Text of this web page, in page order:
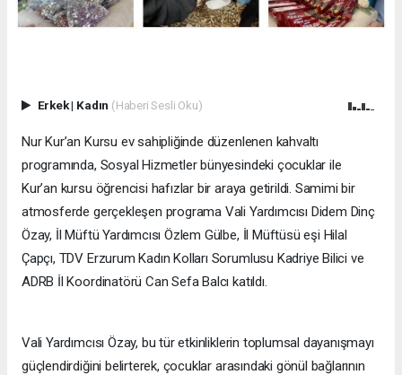
Erkek| Kadın (Haberi Sesli Oku)
Nur Kur’an Kursu ev sahipliğinde düzenlenen kahvaltı
programında, Sosyal Hizmetler bünyesindeki çocuklar ile
Kur’an kursu öğrencisi hafızlar bir araya getirildi. Samimi bir
atmosferde gerçekleşen programa Vali Yardımcısı Didem Dinç
Özay, İl Müftü Yardımcısı Özlem Gülbe, İl Müftüsü eşi Hilal
Çapçı, TDV Erzurum Kadın Kolları Sorumlusu Kadriye Bilici ve
ADRB İl Koordinatörü Can Sefa Balcı katıldı.
Vali Yardımcısı Özay, bu tür etkinliklerin toplumsal dayanışmayı
güçlendirdiğini belirterek, çocuklar arasındaki gönül bağlarının